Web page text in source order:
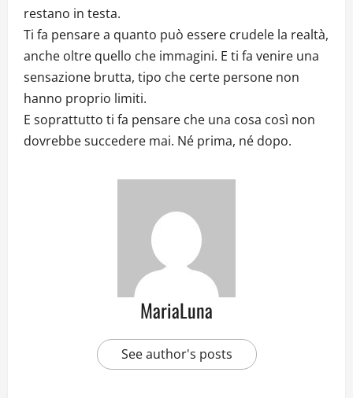
restano in testa.
Ti fa pensare a quanto può essere crudele la realtà,
anche oltre quello che immagini. E ti fa venire una
sensazione brutta, tipo che certe persone non
hanno proprio limiti.
E soprattutto ti fa pensare che una cosa così non
dovrebbe succedere mai. Né prima, né dopo.
MariaLuna
See author's posts